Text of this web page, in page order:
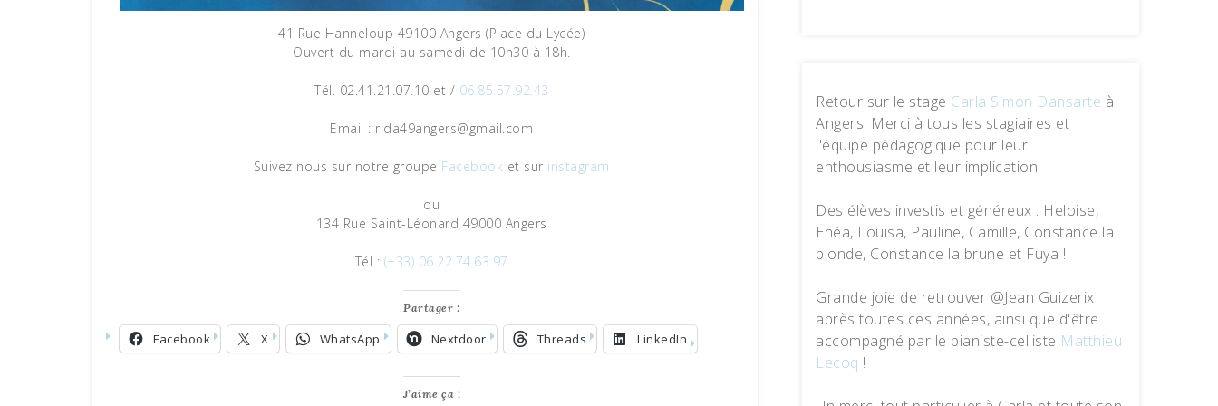
41 Rue Hanneloup 49100 Angers (Place du Lycée)
Ouvert du mardi au samedi de 10h30 à 18h.
Tél. 02.41.21.07.10 et / 06.85.57.92.43
Email : rida49angers@gmail.com
Suivez nous sur notre groupe Facebook et sur instagram
ou
134 Rue Saint-Léonard 49000 Angers
Tél : (+33) 06.22.74.63.97
Partager :
Facebook X WhatsApp Nextdoor Threads LinkedIn
J’aime ça :
Retour sur le stage Carla Simon Dansarte à
Angers. Merci à tous les stagiaires et
l'équipe pédagogique pour leur
enthousiasme et leur implication.
Des élèves investis et généreux : Heloise,
Enéa, Louisa, Pauline, Camille, Constance la
blonde, Constance la brune et Fuya !
Grande joie de retrouver @Jean Guizerix
après toutes ces années, ainsi que d'être
accompagné par le pianiste-celliste Matthieu
Lecoq !